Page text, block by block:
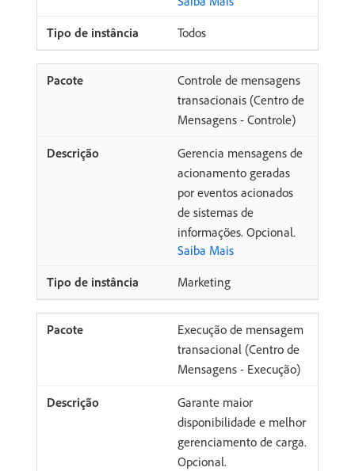
Todos
Controle de mensagens
transacionais (Centro de
Mensagens - Controle)
Gerencia mensagens de
acionamento geradas
por eventos acionados
de sistemas de
informações. Opcional.
Saiba Mais
Marketing
Execução de mensagem
transacional (Centro de
Mensagens - Execução)
Garante maior
disponibilidade e melhor
gerenciamento de carga.
Opcional.